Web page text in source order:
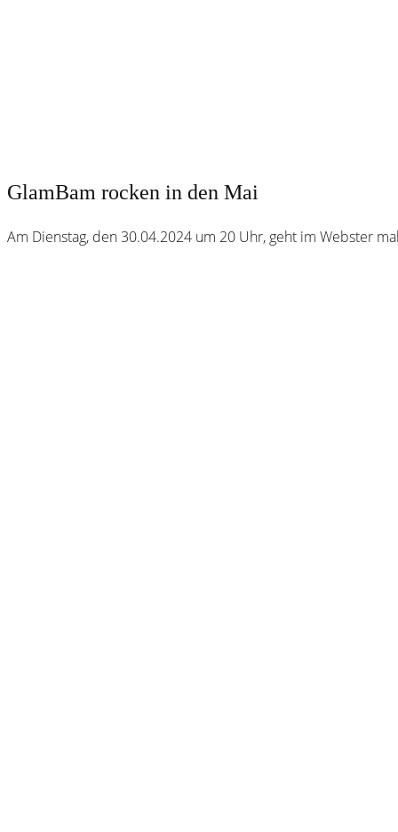
GlamBam rocken in den Mai
Am Dienstag, den 30.04.2024 um 20 Uhr, geht im Webster